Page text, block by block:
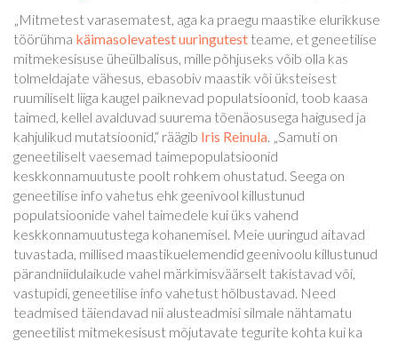
„Mitmetest varasematest, aga ka praegu maastike elurikkuse
töörühma käimasolevatest uuringutest teame, et geneetilise
mitmekesisuse üheülbalisus, mille põhjuseks võib olla kas
tolmeldajate vähesus, ebasobiv maastik või üksteisest
ruumiliselt liiga kaugel paiknevad populatsioonid, toob kaasa
taimed, kellel avalduvad suurema tõenäosusega haigused ja
kahjulikud mutatsioonid,“ räägib Iris Reinula. „Samuti on
geneetiliselt vaesemad taimepopulatsioonid
keskkonnamuutuste poolt rohkem ohustatud. Seega on
geneetilise info vahetus ehk geenivool killustunud
populatsioonide vahel taimedele kui üks vahend
keskkonnamuutustega kohanemisel. Meie uuringud aitavad
tuvastada, millised maastikuelemendid geenivoolu killustunud
pärandniidulaikude vahel märkimisväärselt takistavad või,
vastupidi, geneetilise info vahetust hõlbustavad. Need
teadmised täiendavad nii alusteadmisi silmale nähtamatu
geneetilist mitmekesisust mõjutavate tegurite kohta kui ka